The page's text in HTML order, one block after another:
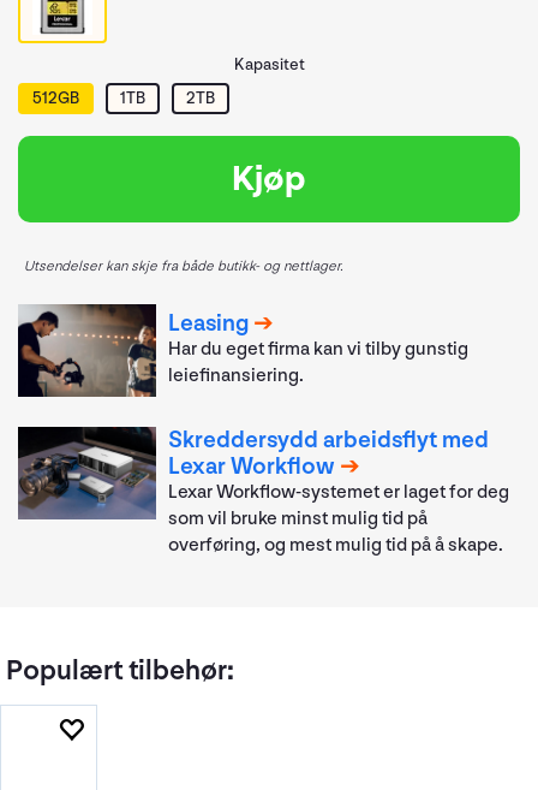
Kapasitet
512GB
1TB 2TB
Kjøp
Utsendelser kan skje fra både butikk- og nettlager.
Leasing
Har du eget firma kan vi tilby gunstig
leiefinansiering.
Skreddersydd arbeidsflyt med
Lexar Workflow
Lexar Workflow-systemet er laget for deg
som vil bruke minst mulig tid på
overføring, og mest mulig tid på å skape.
Populært tilbehør: